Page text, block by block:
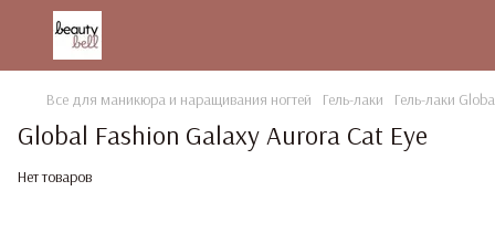
Все для маникюра и наращивания ногтей Гель-лаки Гель-лаки
Global Fashion Galaxy Aurora Cat Eye
Нет товаров